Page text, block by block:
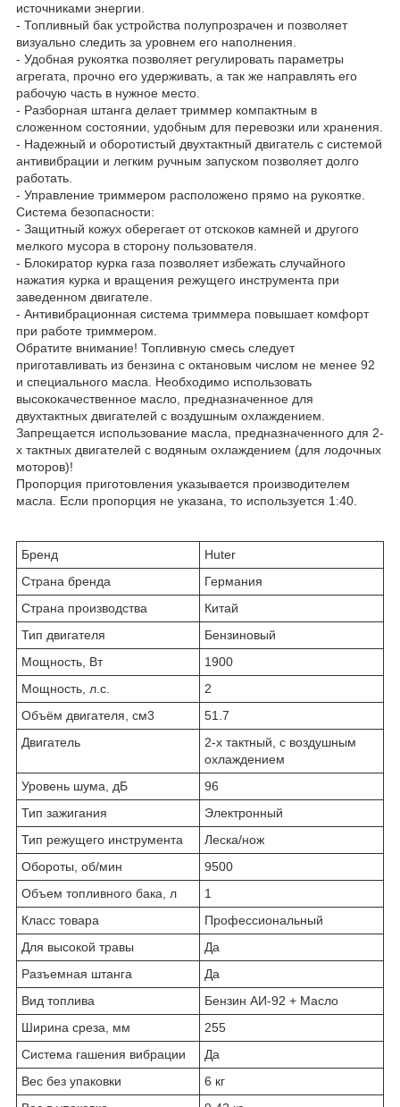
источниками энергии.
- Топливный бак устройства полупрозрачен и позволяет
визуально следить за уровнем его наполнения.
- Удобная рукоятка позволяет регулировать параметры
агрегата, прочно его удерживать, а так же направлять его
рабочую часть в нужное место.
- Разборная штанга делает триммер компактным в
сложенном состоянии, удобным для перевозки или хранения.
- Надежный и оборотистый двухтактный двигатель с системой
антивибрации и легким ручным запуском позволяет долго
работать.
- Управление триммером расположено прямо на рукоятке.
Система безопасности:
- Защитный кожух оберегает от отскоков камней и другого
мелкого мусора в сторону пользователя.
- Блокиратор курка газа позволяет избежать случайного
нажатия курка и вращения режущего инструмента при
заведенном двигателе.
- Антивибрационная система триммера повышает комфорт
при работе триммером.
Обратите внимание! Топливную смесь следует
приготавливать из бензина с октановым числом не менее 92
и специального масла. Необходимо использовать
высококачественное масло, предназначенное для
двухтактных двигателей с воздушным охлаждением.
Запрещается использование масла, предназначенного для 2-
х тактных двигателей с водяным охлаждением (для лодочных
моторов)!
Пропорция приготовления указывается производителем
масла. Если пропорция не указана, то используется 1:40.
Бренд
Huter
Страна бренда
Германия
Страна производства
Китай
Тип двигателя
Бензиновый
Мощность, Вт
1900
Мощность, л.с.
2
Объём двигателя, см3
51.7
Двигатель
2-х тактный, с воздушным
охлаждением
Уровень шума, дБ
96
Тип зажигания
Электронный
Тип режущего инструмента
Леска/нож
Обороты, об/мин
9500
Объем топливного бака, л
1
Класс товара
Профессиональный
Для высокой травы
Да
Разъемная штанга
Да
Вид топлива
Бензин АИ-92 + Масло
Ширина среза, мм
255
Система гашения вибрации
Да
Вес без упаковки
6 кг